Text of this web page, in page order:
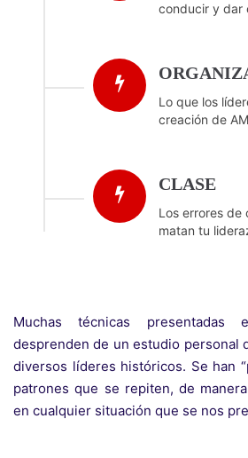
conducir y dar
Lo que los
creación de
CLASE
Los errores de
matan tu
Muchas técnicas
desprenden de un estudio personal
diversos líderes históricos. Se han
patrones que se repiten, de
en cualquier situación que se nos